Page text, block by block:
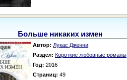
Больше никаких измен
Автор: Лукас Дженни
Раздел: Короткие любовные романы
Год: 2016
Страниц: 49